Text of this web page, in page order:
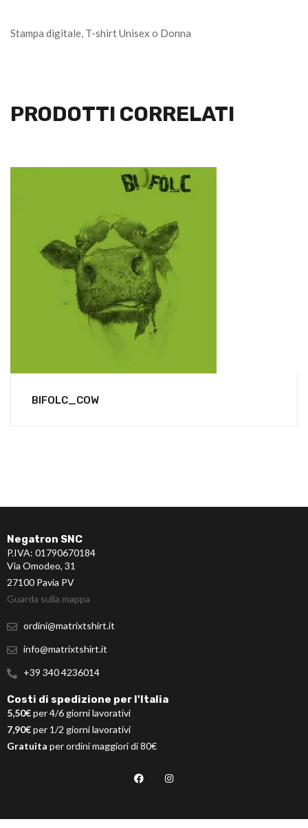
Stampa digitale, T-shirt Unisex o Donna
PRODOTTI CORRELATI
BIFOLC_COW
Negatron SNC
P.IVA: 01790670184
Via Omodeo, 31
27100 Pavia PV
Guarda sulla mappa
ordini@matrixtshirt.it
info@matrixtshirt.it
+39 340 4236014
Costi di spedizione per l'Italia
5,50€per 4/6 giorni lavorativi
7,90€per 1/2 giorni lavorativi
Gratuita per ordini maggiori di 80€